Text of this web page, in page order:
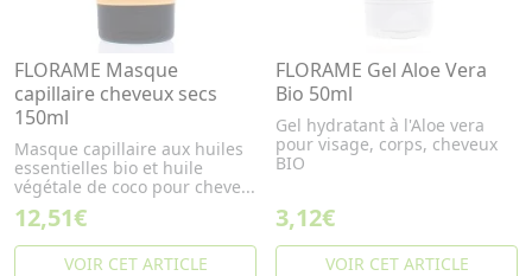
FLORAME Masque
capillaire cheveux secs
150ml
Masque capillaire aux huiles
essentielles bio et huile
végétale de coco pour cheve...
12,51€
VOIR CET ARTICLE
FLORAME Gel Aloe Vera
Bio 50ml
Gel hydratant à l'Aloe vera
pour visage, corps, cheveux
BIO
3,12€
VOIR CET ARTICLE